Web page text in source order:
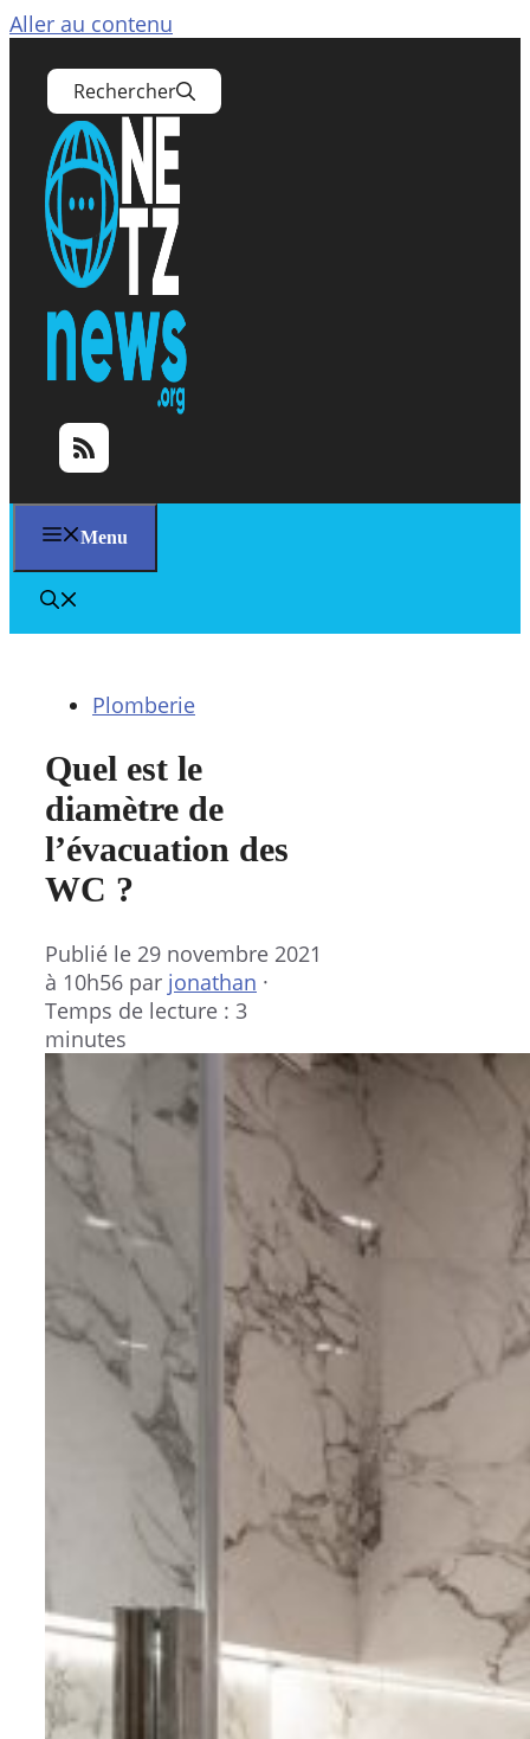
Aller au contenu
Rechercher
Menu
Plomberie
Quel est le
diamètre de
l’évacuation des
WC ?
Publié le 29 novembre 2021
à 10h56 par jonathan ·
Temps de lecture : 3
minutes